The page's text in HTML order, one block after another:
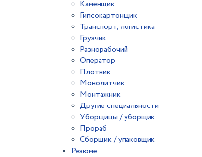
Каменщик
Гипсокартонщик
Транспорт, логистика
Грузчик
Разнорабочий
Оператор
Плотник
Монолитчик
Монтажник
Другие специальности
Уборщицы / уборщик
Прораб
Сборщик / упаковщик
Резюме